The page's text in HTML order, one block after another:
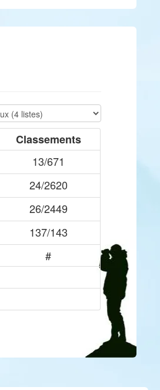
Classements
13/671
24/2620
26/2449
137/143
#